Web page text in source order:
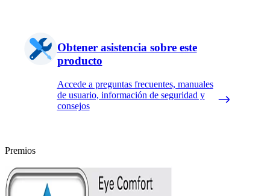
Obtener asistencia sobre este
producto
Accede a preguntas frecuentes, manuales
de usuario, información de seguridad y
consejos
Premios